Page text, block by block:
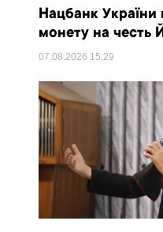
Нацбанк України
монету на честь
07.08.2026 15:29